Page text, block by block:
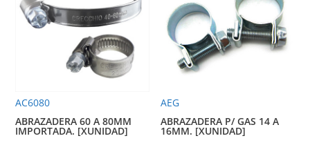
AC6080
ABRAZADERA 60 A 80MM
IMPORTADA. [XUNIDAD]
AEG
ABRAZADERA P/ GAS 14 A
16MM. [XUNIDAD]